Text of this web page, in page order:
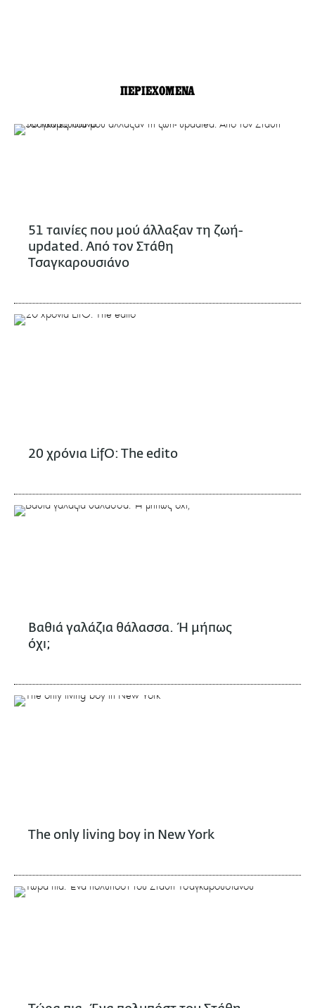
ΠΕΡΙΕΧΟΜΕΝΑ
51 ταινίες που μού άλλαξαν τη ζωή-
updated. Aπό τον Στάθη
Τσαγκαρουσιάνο
20 χρόνια LifO: The edito
Βαθιά γαλάζια θάλασσα. Ή μήπως
όχι;
The οnly living boy in New York